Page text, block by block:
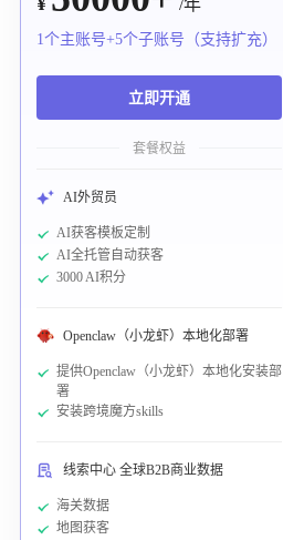
1个主账号+5个子账号（支持扩充）
立即开通
套餐权益
AI外贸员
AI获客模板定制
AI全托管自动获客
3000 AI积分
Openclaw（小龙虾）本地化部署
提供Openclaw（小龙虾）本地化安装部
署
安装跨境魔方skills
线索中心 全球B2B商业数据
海关数据
地图获客